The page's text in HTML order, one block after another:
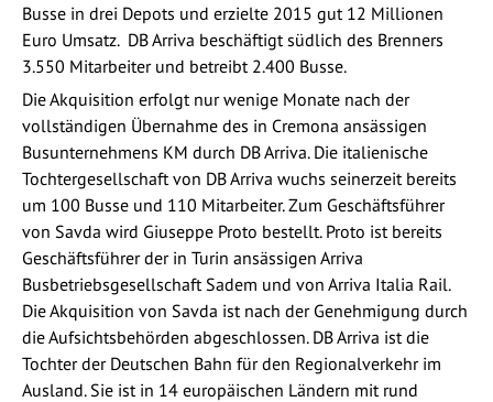
Busse in drei Depots und erzielte 2015 gut 12 Millionen
Euro Umsatz. DB Arriva beschäftigt südlich des Brenners
3.550 Mitarbeiter und betreibt 2.400 Busse.
Die Akquisition erfolgt nur wenige Monate nach der
vollständigen Übernahme des in Cremona ansässigen
Busunternehmens KM durch DB Arriva. Die italienische
Tochtergesellschaft von DB Arriva wuchs seinerzeit bereits
um 100 Busse und 110 Mitarbeiter. Zum Geschäftsführer
von Savda wird Giuseppe Proto bestellt. Proto ist bereits
Geschäftsführer der in Turin ansässigen Arriva
Busbetriebsgesellschaft Sadem und von Arriva Italia Rail.
Die Akquisition von Savda ist nach der Genehmigung durch
die Aufsichtsbehörden abgeschlossen. DB Arriva ist die
Tochter der Deutschen Bahn für den Regionalverkehr im
Ausland. Sie ist in 14 europäischen Ländern mit rund